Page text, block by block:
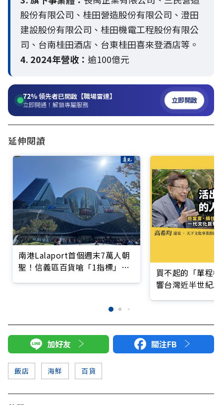
股份有限公司、桂田營造股份有限公司、澄田
建設股份有限公司、桂田機電工程股份有限公
司、台南桂田酒店、台東桂田喜來登酒店等。
4. 2024年營收： 逾100億元
72%領先者已開啟【職場雷達】
立即開通！解鎖專屬服務 立即開啟
延伸閱讀
南港Lalaport首個週末7萬人朝
聖！信義區百貨嗆「1指標」論
買不起的「單程
響台灣近半世紀
加好友 關注FB
飯店 海鮮 百貨